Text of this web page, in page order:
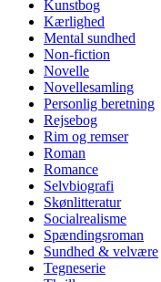
Kunstbog
Kærlighed
Mental sundhed
Non-fiction
Novelle
Novellesamling
Personlig beretning
Rejsebog
Rim og remser
Roman
Romance
Selvbiografi
Skønlitteratur
Socialrealisme
Spændingsroman
Sundhed & velvære
Tegneserie